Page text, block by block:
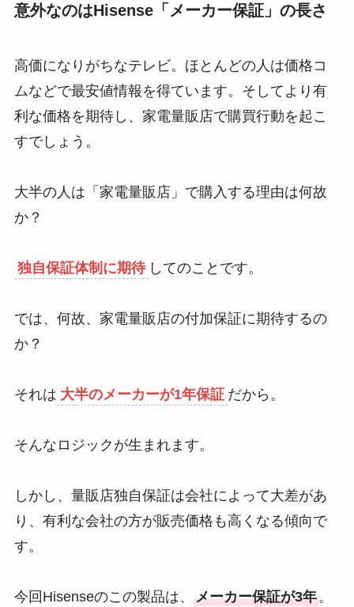
意外なのはHisense「メーカー保証」の長さ
高価になりがちなテレビ。ほとんどの人は価格コ
ムなどで最安値情報を得ています。そしてより有
利な価格を期待し、家電量販店で購買行動を起こ
すでしょう。
大半の人は「家電量販店」で購入する理由は何故
か？
独自保証体制に期待 してのことです。
では、何故、家電量販店の付加保証に期待するの
か？
それは 大半のメーカーが1年保証 だから。
そんなロジックが生まれます。
しかし、量販店独自保証は会社によって大差があ
り、有利な会社の方が販売価格も高くなる傾向で
す。
今回Hisenseのこの製品は、 メーカー保証が3年。